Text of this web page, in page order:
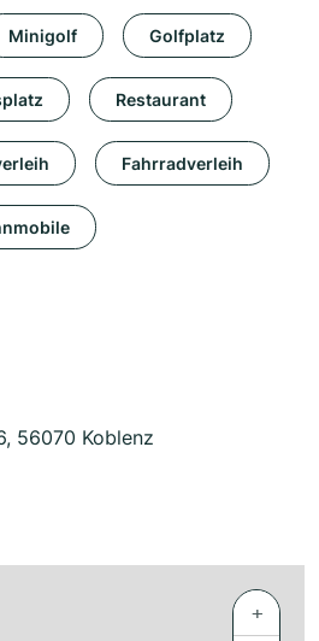
Minigolf Golfplatz
Restaurant
Fahrradverleih
56070 Koblenz
+